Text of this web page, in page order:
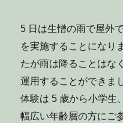
5 日は生憎の雨で屋外
を実施することになり
たが雨は降ることはな
運用することができま
体験は 5 歳から小学生
幅広い年齢層の方にご